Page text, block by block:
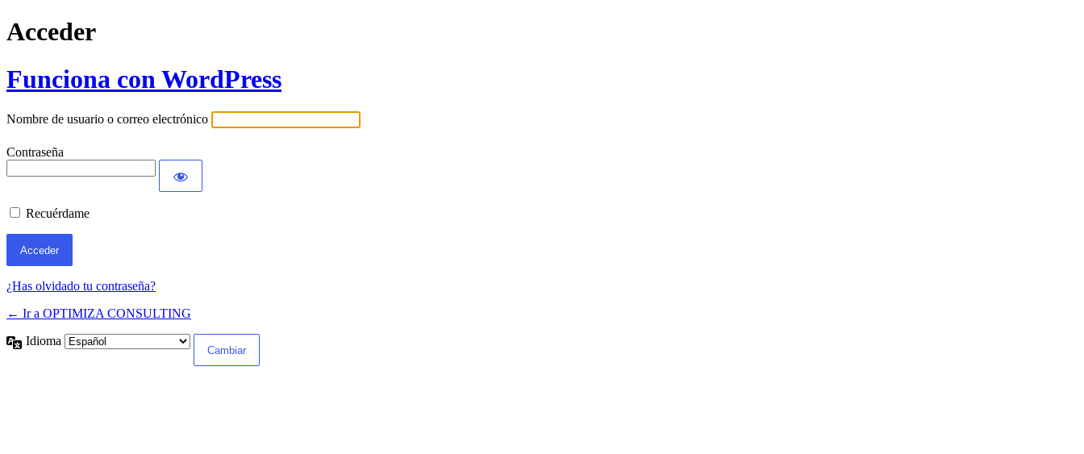
Acceder
Funciona con WordPress
Nombre de usuario o correo electrónico
Contraseña
Recuérdame
¿Has olvidado tu contraseña?
← Ir a OPTIMIZA CONSULTING
Idioma